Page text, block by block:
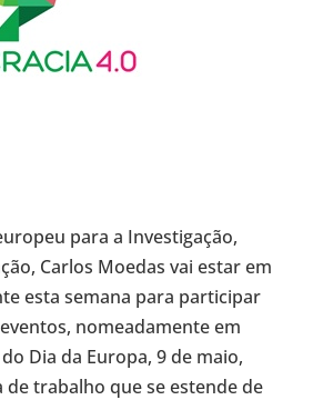
para a Investigação,
Carlos Moedas vai estar em
esta semana para participar
nomeadamente em
Dia da Europa, 9 de maio,
trabalho que se estende de